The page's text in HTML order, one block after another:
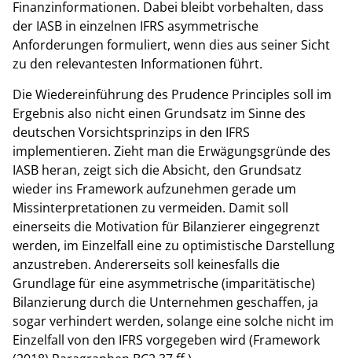
Finanzinformationen. Dabei bleibt vorbehalten, dass
der IASB in einzelnen IFRS asymmetrische
Anforderungen formuliert, wenn dies aus seiner Sicht
zu den relevantesten Informationen führt.
Die Wiedereinführung des Prudence Principles soll im
Ergebnis also nicht einen Grundsatz im Sinne des
deutschen Vorsichtsprinzips in den IFRS
implementieren. Zieht man die Erwägungsgründe des
IASB heran, zeigt sich die Absicht, den Grundsatz
wieder ins Framework aufzunehmen gerade um
Missinterpretationen zu vermeiden. Damit soll
einerseits die Motivation für Bilanzierer eingegrenzt
werden, im Einzelfall eine zu optimistische Darstellung
anzustreben. Andererseits soll keinesfalls die
Grundlage für eine asymmetrische (imparitätische)
Bilanzierung durch die Unternehmen geschaffen, ja
sogar verhindert werden, solange eine solche nicht im
Einzelfall von den IFRS vorgegeben wird (Framework